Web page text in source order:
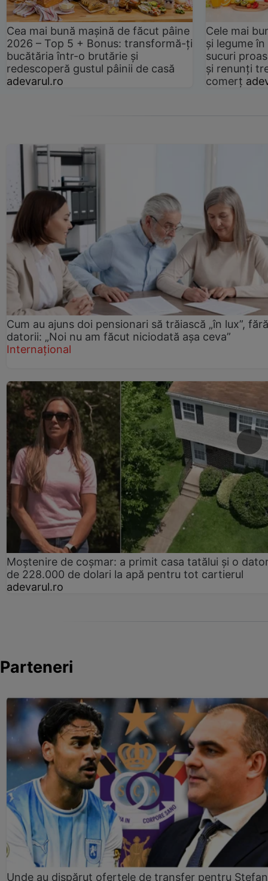
Cea mai bună mașină de făcut pâine
2026 – Top 5 + Bonus: transformă-ți
bucătăria într-o brutărie și
redescoperă gustul pâinii de casă
adevarul.ro
Cele mai
și legume
sucuri
și renunți
comerț
Cum au ajuns doi pensionari să trăiască „în lux”, fără
datorii: „Noi nu am făcut niciodată așa ceva”
Internațional
Moștenire de coșmar: a primit casa tatălui și o
de 228.000 de dolari la apă pentru tot cartierul
adevarul.ro
Parteneri
Unde au dispărut ofertele de transfer pentru Ștefan